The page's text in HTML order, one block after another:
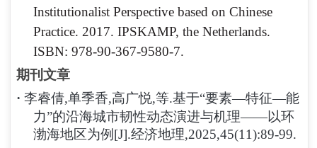
Institutionalist Perspective based on Chinese
Practice. 2017. IPSKAMP, the Netherlands.
ISBN: 978-90-367-9580-7.
期刊文章
·李睿倩,单季香,高广悦,等.基于“要素—特征—能
力”的沿海城市韧性动态演进与机理——以环
渤海地区为例[J].经济地理,2025,45(11):89-99.